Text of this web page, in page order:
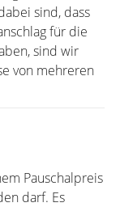
sind, dass
für die
sind wir
von mehreren
Pauschalpreis
darf. Es